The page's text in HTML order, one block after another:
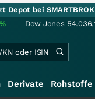
Depot bei
% Dow Jones
Derivate Rohstoffe